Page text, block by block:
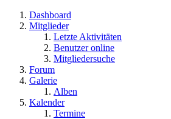
Dashboard
Mitglieder
Letzte Aktivitäten
Benutzer online
Mitgliedersuche
Forum
Galerie
Alben
Kalender
Termine